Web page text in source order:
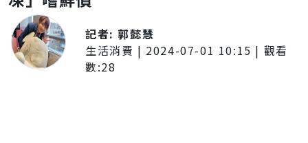
記者:郭懿慧
生活消費 | 2024-07-01 10:15 | 觀看
數:28